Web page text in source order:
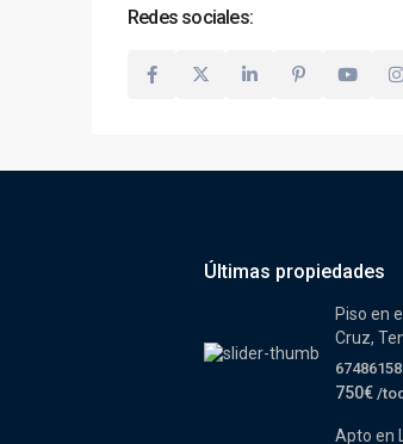
Redes sociales:
Últimas propiedades
Piso en
Cruz,
750€ /
Apto en